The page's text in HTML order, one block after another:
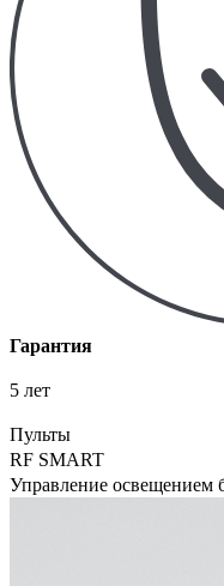
Гарантия
5 лет
Пульты
RF SMART
Управление освещением